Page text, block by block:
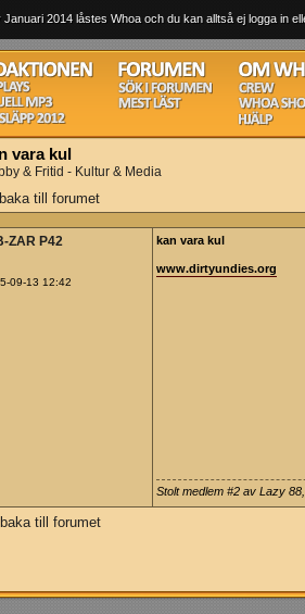
Januari 2014 låstes Whoa och du kan alltså ej logga in
vara kul
& Fritid - Kultur & Media
till forumet
ZAR P42
09-13 12:42
kan vara kul
www.dirtyundies.org
Stolt medlem #2 av Lazy
till forumet